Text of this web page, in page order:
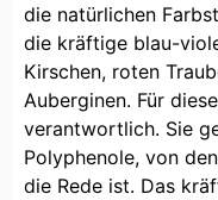
die natürlichen
die kräftige blau-
Kirschen, roten
Auberginen. Für
verantwortlich. Sie
Polyphenole, von
die Rede ist. Das